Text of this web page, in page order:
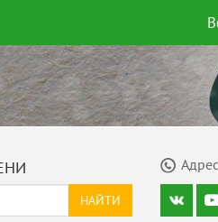
НАЙТИ